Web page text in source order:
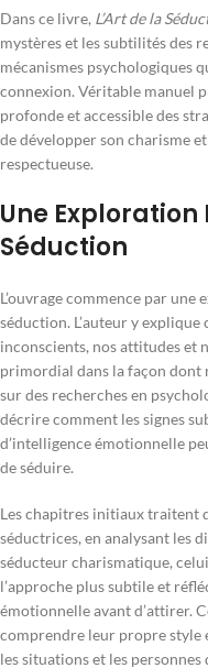
Dans ce livre, L’Art de la
mystères et les subtilités des
mécanismes psychologiques
connexion. Véritable manuel
profonde et accessible des
de développer son charisme
respectueuse.
Une
Séduction
L’ouvrage commence par
séduction. L’auteur y
inconscients, nos attitudes et
primordial dans la façon dont
sur des recherches en
décrire comment les signes
d’intelligence émotionnelle
de séduire.
Les chapitres initiaux traitent
séductrices, en analysant les
séducteur charismatique,
l’approche plus subtile et
émotionnelle avant d’attirer.
comprendre leur propre style
les situations et les personnes